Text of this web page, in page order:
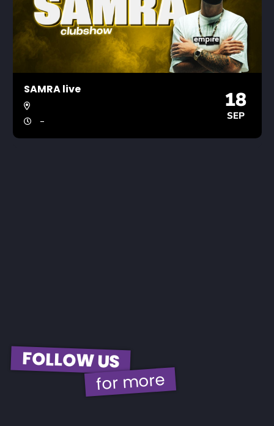
SAMRA live
-
18
SEP
FOLLOW US
for more